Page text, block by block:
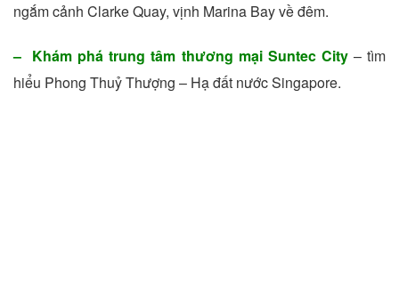
ngắm cảnh Clarke Quay, vịnh Marina Bay về đêm.
– Khám phá trung tâm thương mại Suntec City – tìm
hiểu Phong Thuỷ Thượng – Hạ đất nước Singapore.